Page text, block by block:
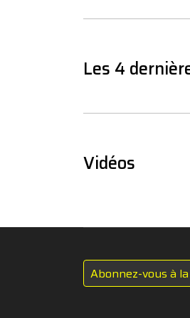
Les 4
Vidéos
Abonnez-vous à